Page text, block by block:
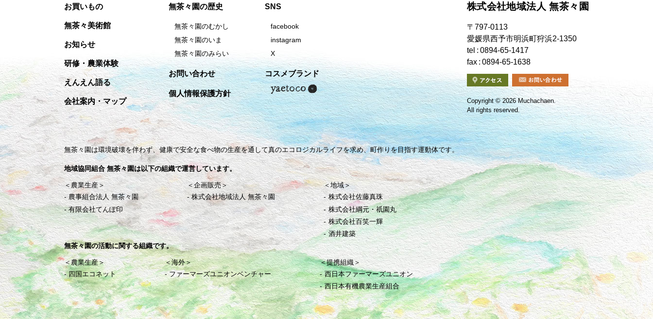
お買いもの
無茶々美術館
お知らせ
研修・農業体験
えんえん語る
会社案内・マップ
無茶々園の歴史
無茶々園のむかし
無茶々園のいま
無茶々園のみらい
お問い合わせ
個人情報保護方針
SNS
facebook
instagram
X
コスメブランド
株式会社地域法人 無茶々園
〒797-0113
愛媛県西予市明浜町狩浜2-1350
tel
0894-65-1417
fax
0894-65-1638
Copyright©2026 Muchachaen.
All rights reserved.
無茶々園は環境破壊を伴わず、健康で安全な食べ物の生産を通して真のエコロジカルライフを求め、町作りを目指す運動体です。
地域協同組合 無茶々園は以下の組織で運営しています。
＜農業生産＞
農事組合法人 無茶々園
有限会社てんぽ印
＜企画販売＞
株式会社地域法人 無茶々園
＜地域＞
株式会社佐藤真珠
株式会社綱元・祇園丸
株式会社百笑一輝
酒井建築
無茶々園の活動に関する組織です。
＜農業生産＞
四国エコネット
＜海外＞
ファーマーズユニオンベンチャー
＜提携組織＞
西日本ファーマーズユニオン
西日本有機農業生産組合